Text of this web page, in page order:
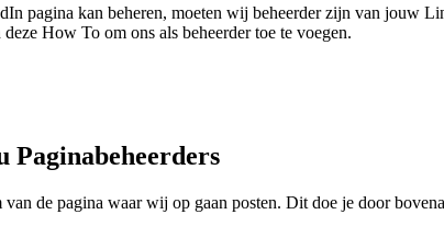
pagina kan beheren, moeten wij beheerder zijn van jouw
How To om ons als beheerder toe te voegen.
Paginabeheerders
van de pagina waar wij op gaan posten. Dit doe je door